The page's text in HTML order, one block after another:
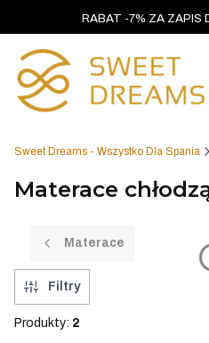
RABAT -7% ZA ZAPIS
Sweet Dreams - Wszystko Dla Spania
Materace
Materace
Filtry
Produkty: 2